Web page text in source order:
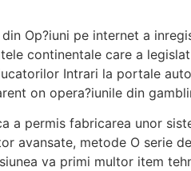
Op?iuni pe internet a
continentale care a
Intrari la portale
on opera?iunile din
a permis fabricarea unor
avansate, metode O serie
va primi multor item